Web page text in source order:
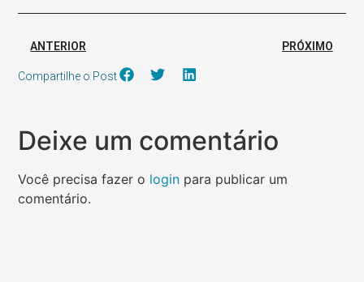
ANTERIOR PRÓXIMO
Compartilhe o Post
Deixe um comentário
Você precisa fazer o login para publicar um
comentário.